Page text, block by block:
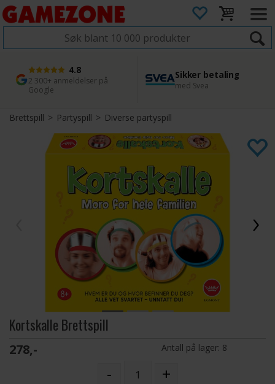
4.8
2 300+ anmeldelser på
Google
Sikker betaling
med Svea
1 dags levering
Bestill innen kl. 12
45 dager returfrist
Enkel retur
Brettspill> Partyspill> Diverse partyspill
Kortskalle Brettspill
278,- Antall på lager: 8
- +